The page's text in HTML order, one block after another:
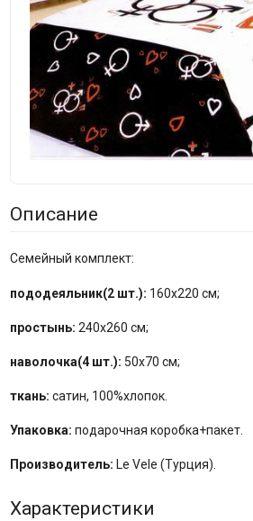
Описание
Семейный комплект:
пододеяльник(2 шт.): 160x220 см;
простынь: 240x260 см;
наволочка(4 шт.): 50x70 см;
ткань: сатин, 100%хлопок.
Упаковка: подарочная коробка+пакет.
Производитель: Le Vele (Турция).
Характеристики